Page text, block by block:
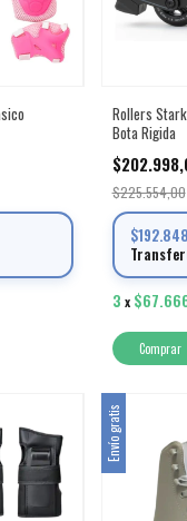
Rollers
Bota Rigida
$225.554,00
3 x
Comprar
Envío gratis